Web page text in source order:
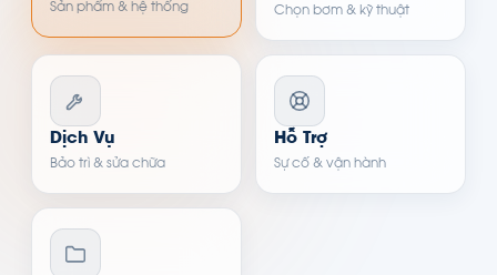
Sản phẩm & hệ thống Chọn bơm & kỹ thuật
Dịch Vụ
Bảo trì & sửa chữa
Hỗ Trợ
Sự cố & vận hành